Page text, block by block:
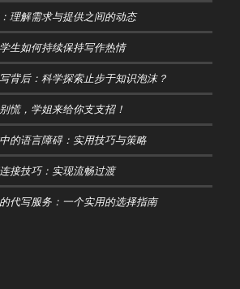
理解需求与提供之间的动态
生如何持续保持写作热情
背后：科学探索止步于知识泡沫？
慌，学姐来给你支支招！
的语言障碍：实用技巧与策略
接技巧：实现流畅过渡
代写服务：一个实用的选择指南